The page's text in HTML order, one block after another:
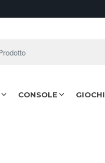
CONSOLE GIOCHI